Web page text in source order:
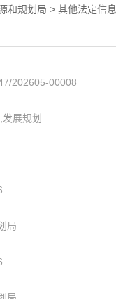
和规划局 > 其他法定信息
202605-00008
展规划
局